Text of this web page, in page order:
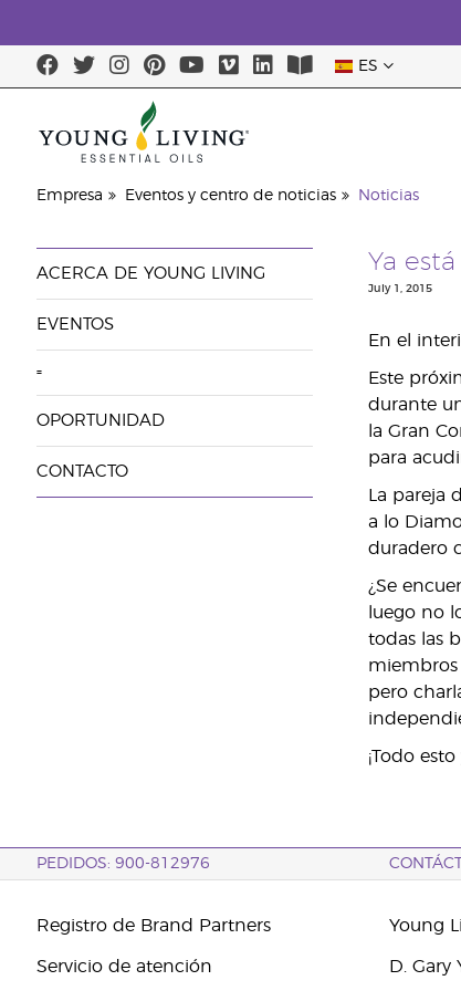
ES
Empresa Eventos y centro de noticias Noticias
ACERCA DE YOUNG LIVING
EVENTOS
=
OPORTUNIDAD
CONTACTO
Ya
July 1, 2015
En el
Este
durante
la Gran
para
La pareja
a lo
duradero
¿Se
luego no
todas las
miembros
pero
¡Todo
PEDIDOS: 900-812976
Registro de Brand Partners
Servicio de atención
Young
D. Gary